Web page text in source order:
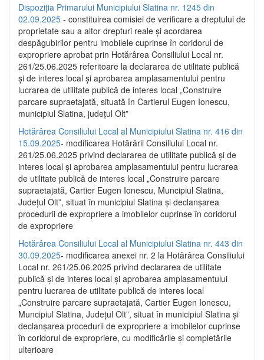
Dispoziția Primarului Municipiului Slatina nr. 1245 din
02.09.2025 - constituirea comisiei de verificare a dreptului de
proprietate sau a altor drepturi reale și acordarea
despăgubirilor pentru imobilele cuprinse în coridorul de
expropriere aprobat prin Hotărârea Consiliului Local nr.
261/25.06.2025 referitoare la declararea de utilitate publică
și de interes local și aprobarea amplasamentului pentru
lucrarea de utilitate publică de interes local „Construire
parcare supraetajată, situată în Cartierul Eugen Ionescu,
municipiul Slatina, județul Olt”
Hotărârea Consiliului Local al Municipiului Slatina nr. 416 din
15.09.2025- modificarea Hotărârii Consiliului Local nr.
261/25.06.2025 privind declararea de utilitate publică și de
interes local și aprobarea amplasamentului pentru lucrarea
de utilitate publică de interes local „Construire parcare
supraetajată, Cartier Eugen Ionescu, Muncipiul Slatina,
Județul Olt”, situat în municipiul Slatina și declanșarea
procedurii de expropriere a imobilelor cuprinse în coridorul
de expropriere
Hotărârea Consiliului Local al Municipiului Slatina nr. 443 din
30.09.2025- modificarea anexei nr. 2 la Hotărârea Consiliului
Local nr. 261/25.06.2025 privind declararea de utilitate
publică şi de interes local şi aprobarea amplasamentului
pentru lucrarea de utilitate publică de interes local
„Construire parcare supraetajată, Cartier Eugen Ionescu,
Muncipiul Slatina, Judeţul Olt”, situat în municipiul Slatina şi
declanşarea procedurii de expropriere a imobilelor cuprinse
în coridorul de expropriere, cu modificările şi completările
ulterioare